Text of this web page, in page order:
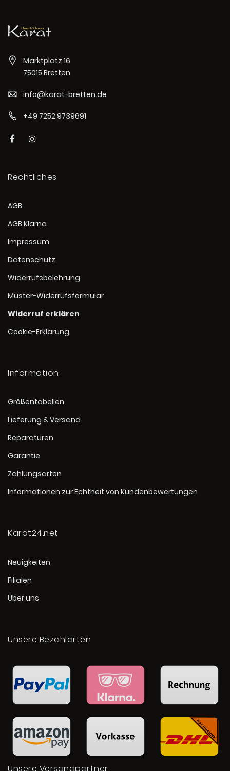
Marktplatz 16
75015 Bretten
info@karat-bretten.de
+49 7252 9739691
Rechtliches
AGB
AGB Klarna
Impressum
Datenschutz
Widerrufsbelehrung
Muster-Widerrufsformular
Widerruf erklären
Cookie-Erklärung
Information
Größentabellen
Lieferung & Versand
Reparaturen
Garantie
Zahlungsarten
Informationen zur Echtheit von Kundenbewertungen
Karat24.net
Neuigkeiten
Filialen
Über uns
Unsere Bezahlarten
Unsere Versandpartner